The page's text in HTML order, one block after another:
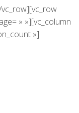
» »][vc_column
»]